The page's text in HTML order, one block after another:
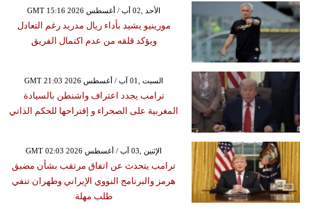
GMT 15:16 2026 الأحد ,02 آب / أغسطس
مورينيو يشيد بأداء ريال مدريد رغم التعادل
ويؤكد قلقه من عدم اكتمال الفريق
GMT 21:03 2026 السبت ,01 آب / أغسطس
ترامب يجدد اعتراف واشنطن بالسيادة
المغربية على الصحراء و إقتراحها للحكم الذاتي
GMT 02:03 2026 الإثنين ,03 آب / أغسطس
ترامب يتحدث عن اتفاق مرتقب بشأن مضيق
هرمز والبرنامج النووي الإيراني وطهران تنفي
طلب مهلة